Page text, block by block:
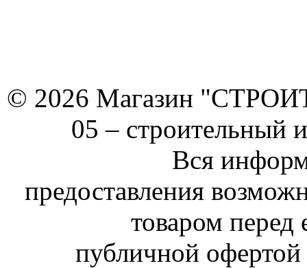
© 2026 Магазин
05 – строительный
Вся
предоставления
товаром перед
публичной